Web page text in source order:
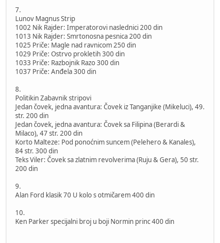
7.
Lunov Magnus Strip
1002 Nik Rajder: Imperatorovi naslednici 200 din
1013 Nik Rajder: Smrtonosna pesnica 200 din
1025 Priče: Magle nad ravnicom 250 din
1029 Priče: Ostrvo prokletih 300 din
1033 Priče: Razbojnik Razo 300 din
1037 Priče: Anđela 300 din
8.
Politikin Zabavnik stripovi
Jedan čovek, jedna avantura: Čovek iz Tanganjike (Mikeluci), 49.
str. 200 din
Jedan čovek, jedna avantura: Čovek sa Filipina (Berardi &
Milaco), 47 str. 200 din
Korto Malteze: Pod ponoćnim suncem (Pelehero & Kanales),
84 str. 300 din
Teks Viler: Čovek sa zlatnim revolverima (Ruju & Gera), 50 str.
200 din
9.
Alan Ford klasik 70 U kolo s otmičarem 400 din
10.
Ken Parker specijalni broj u boji Normin princ 400 din